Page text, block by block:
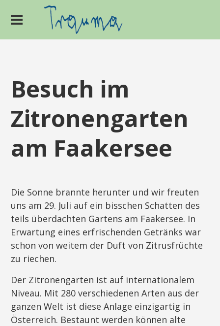
Besuch im
Zitronengarten
am Faakersee
Die Sonne brannte herunter und wir freuten
uns am 29. Juli auf ein bisschen Schatten des
teils überdachten Gartens am Faakersee. In
Erwartung eines erfrischenden Getränks war
schon von weitem der Duft von Zitrusfrüchte
zu riechen.
Der Zitronengarten ist auf internationalem
Niveau. Mit 280 verschiedenen Arten aus der
ganzen Welt ist diese Anlage einzigartig in
Österreich. Bestaunt werden können alte